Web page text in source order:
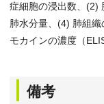
症細胞の浸出数、(2)
肺水分量、(4) 肺組
モカインの濃度（
備考